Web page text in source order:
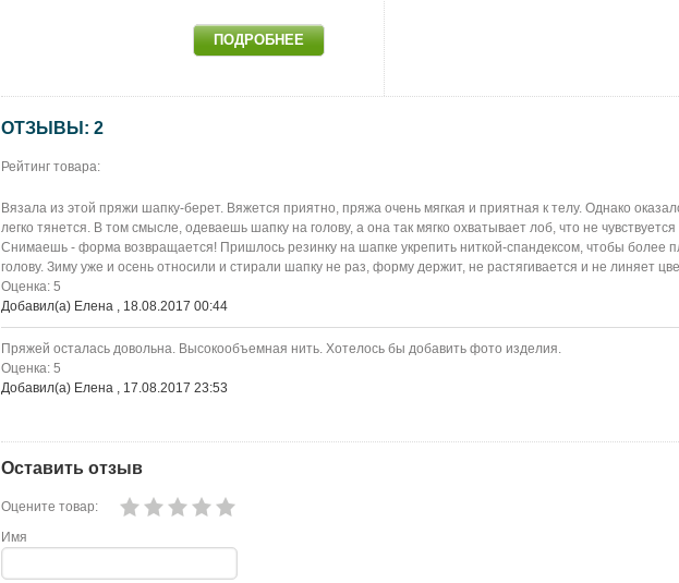
ОТЗЫВЫ: 2
Рейтинг товара:
Вязала из этой пряжи шапку-берет. Вяжется приятно, пряжа очень мягкая и приятная к телу. Однако
легко тянется. В том смысле, одеваешь шапку на голову, а она так мягко охватывает лоб, что не чувствуется
Снимаешь - форма возвращается! Пришлось резинку на шапке укрепить ниткой-спандексом, чтобы более
голову. Зиму уже и осень относили и стирали шапку не раз, форму держит, не растягивается и не линяет
Оценка: 5
Добавил(а) Елена , 18.08.2017 00:44
Пряжей осталась довольна. Высокообъемная нить. Хотелось бы добавить фото изделия.
Оценка: 5
Добавил(а) Елена , 17.08.2017 23:53
Оставить отзыв
Оцените товар:
Имя